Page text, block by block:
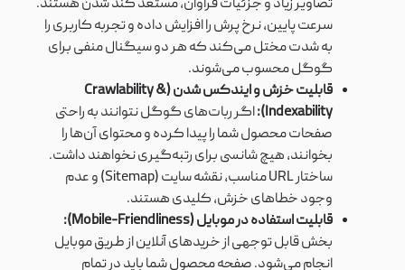
تصاویر زیاد و جزئیات فراوان، مستعد کند شدن هستند.
سرعت پایین، نرخ پرش را افزایش داده و تجربه کاربری را
به شدت مختل می‌کند که هر دو سیگنال منفی برای
گوگل محسوب می‌شوند.
قابلیت خزش و ایندکس شدن (Crawlability &
Indexability): اگر ربات‌های گوگل نتوانند به راحتی
صفحات محصول شما را پیدا کرده و محتوای آن‌ها را
بخوانند، هیچ شانسی برای رتبه‌گیری نخواهند داشت.
ساختار URL مناسب، نقشه سایت (Sitemap) و عدم
وجود خطاهای خزش، کلیدی هستند.
قابلیت استفاده در موبایل (Mobile-Friendliness):
بخش قابل توجهی از خریدهای آنلاین از طریق موبایل
انجام می‌شود. صفحه محصول شما باید در تمام